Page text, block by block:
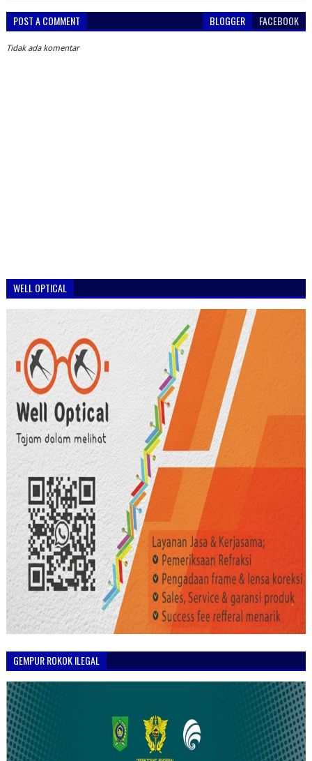
POST A COMMENT BLOGGER FACEBOOK
Tidak ada komentar
WELL OPTICAL
GEMPUR ROKOK ILEGAL